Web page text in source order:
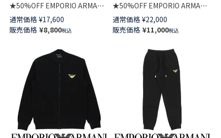
★50%OFF EMPORIO ARMANI
ストレッチ ピケ テリー スウェ
ット パンツ ラウンジウェア ロ
ングパンツ EUサイズ メンズ
通常価格 ¥17,600
販売価格 ¥8,800税込
★50%OFF EMPORIO ARMANI
ICONIC TERRY HOODED
SWEATSHIRT アイコニック テ
リー 長袖 スウェットパーカー
ズ 54095718
通常価格 ¥22,000
販売価格 ¥11,000税込